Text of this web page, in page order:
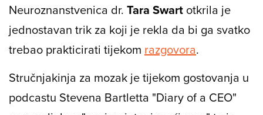
Neuroznanstvenica dr. Tara Swart otkrila je
jednostavan trik za koji je rekla da bi ga svatko
trebao prakticirati tijekom razgovora.
Stručnjakinja za mozak je tijekom gostovanja u
podcastu Stevena Bartletta "Diary of a CEO"